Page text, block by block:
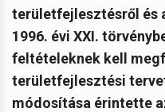
területfejlesztésről és
1996. évi XXI.
feltételeknek kell
területfejlesztési
módosítása érintette